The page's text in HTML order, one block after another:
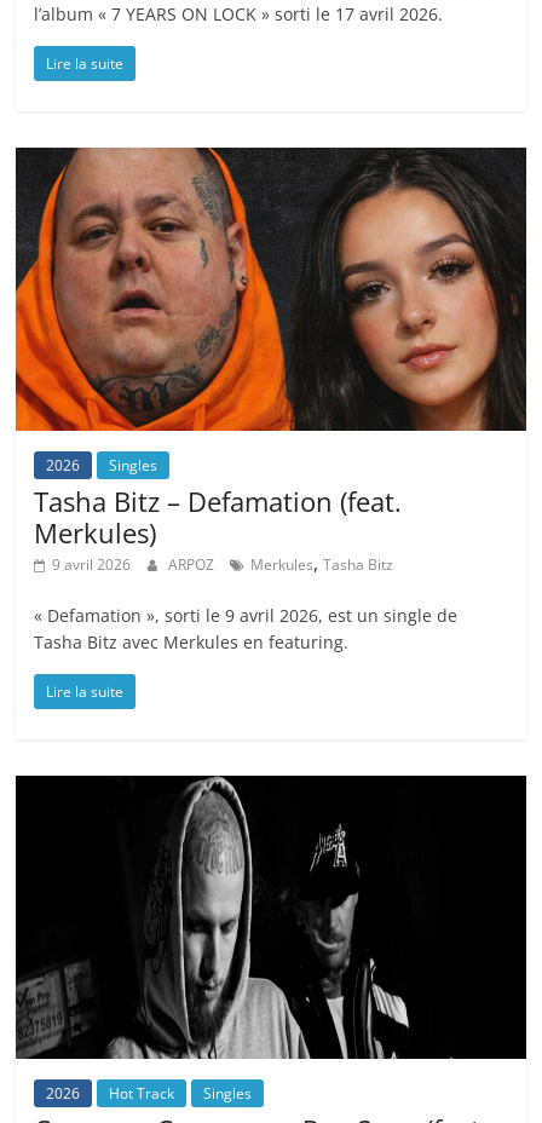
l’album « 7 YEARS ON LOCK » sorti le 17 avril 2026.
Lire la suite
2026 Singles
Tasha Bitz – Defamation (feat.
Merkules)
9 avril 2026 ARPOZ Merkules,Tasha Bitz
« Defamation », sorti le 9 avril 2026, est un single de
Tasha Bitz avec Merkules en featuring.
Lire la suite
2026 Hot Track Singles